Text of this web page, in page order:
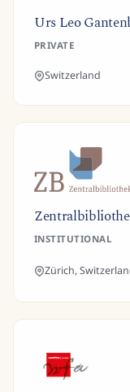
Urs Leo
PRIVATE
Switzerland
INSTITUTIONAL
Zürich,